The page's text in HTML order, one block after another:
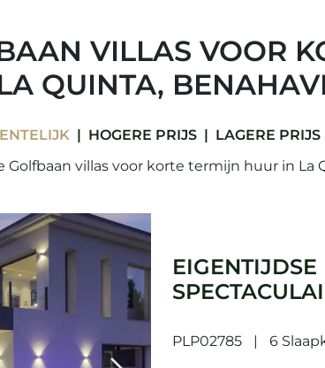
VILLAS VOOR
QUINTA,
HOGERE PRIJS
LAGERE PRIJS
Golfbaan villas voor korte termijn huur in La
PLP02785 6